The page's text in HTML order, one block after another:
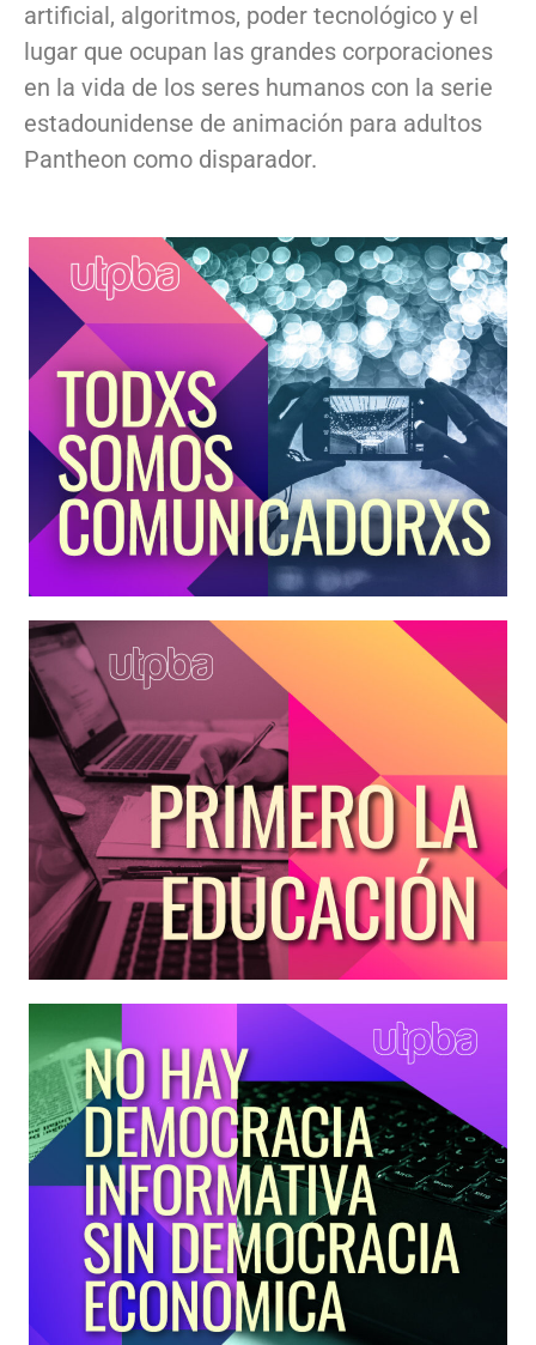
artificial, algoritmos, poder tecnológico y el
lugar que ocupan las grandes corporaciones
en la vida de los seres humanos con la serie
estadounidense de animación para adultos
Pantheon como disparador.